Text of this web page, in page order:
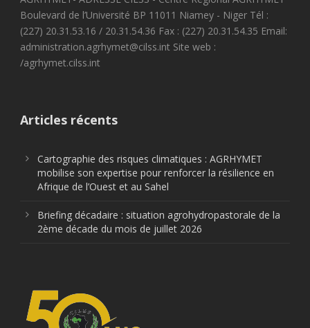
Boulevard de l’Université BP 11011 Niamey - Niger Tél :
(227) 20.31.53.16 / 20.31.54.36 Fax : (227) 20.31.54.35 Email:
administration.agrhymet@cilss.int Site web :
/agrhymet.cilss.int
Articles récents
Cartographie des risques climatiques : AGRHYMET
mobilise son expertise pour renforcer la résilience en
Afrique de l’Ouest et au Sahel
Briefing décadaire : situation agrohydropastorale de la
2ème décade du mois de juillet 2026